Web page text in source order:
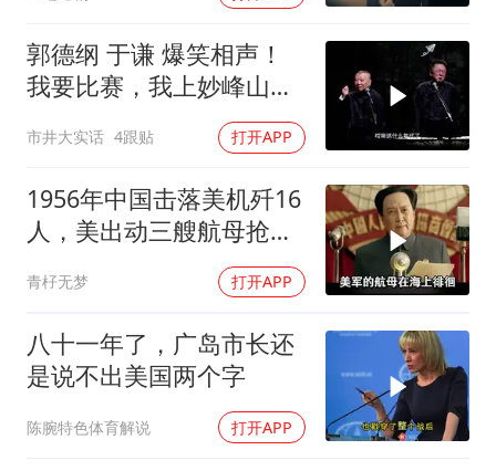
郭德纲 于谦 爆笑相声！
我要比赛，我上妙峰山干
嘛去？你去拜一拜冠军老
祖庙
市井大实话 4跟贴 打开APP
1956年中国击落美机歼16
人，美出动三艘航母抢尸
青杍无梦 打开APP
八十一年了，广岛市长还
是说不出美国两个字
陈腕特色体育解说 打开APP